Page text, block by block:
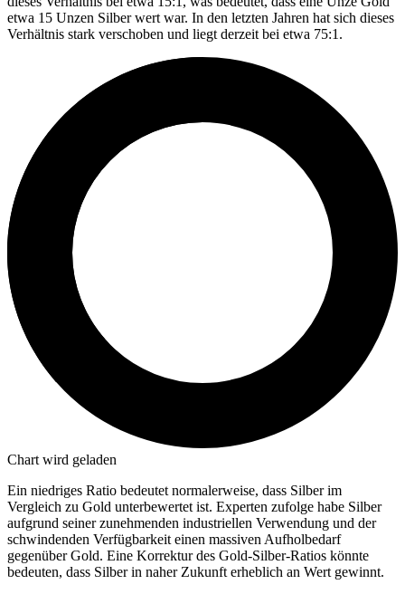
etwa 15 Unzen Silber wert war. In den letzten Jahren hat sich dieses
Verhältnis stark verschoben und liegt derzeit bei etwa 75:1.
Chart wird geladen
Ein niedriges Ratio bedeutet normalerweise, dass Silber im
Vergleich zu Gold unterbewertet ist. Experten zufolge habe Silber
aufgrund seiner zunehmenden industriellen Verwendung und der
schwindenden Verfügbarkeit einen massiven Aufholbedarf
gegenüber Gold. Eine Korrektur des Gold-Silber-Ratios könnte
bedeuten, dass Silber in naher Zukunft erheblich an Wert gewinnt.